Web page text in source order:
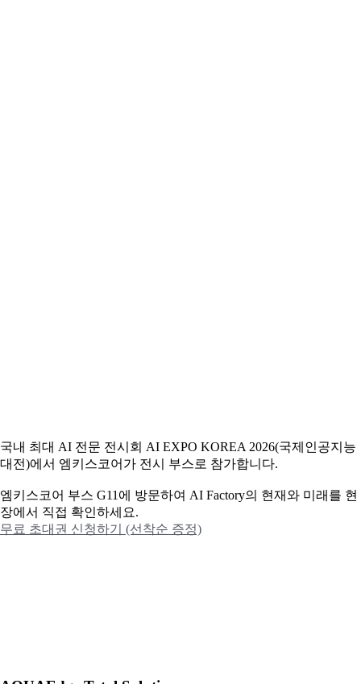
국내 최대 AI 전문 전시회 AI EXPO KOREA 2026(국제인공지능
대전)에서 엠키스코어가 전시 부스로 참가합니다.
엠키스코어 부스 G11에 방문하여 AI Factory의 현재와 미래를 현
장에서 직접 확인하세요.
무료 초대권 신청하기 (선착순 증정)